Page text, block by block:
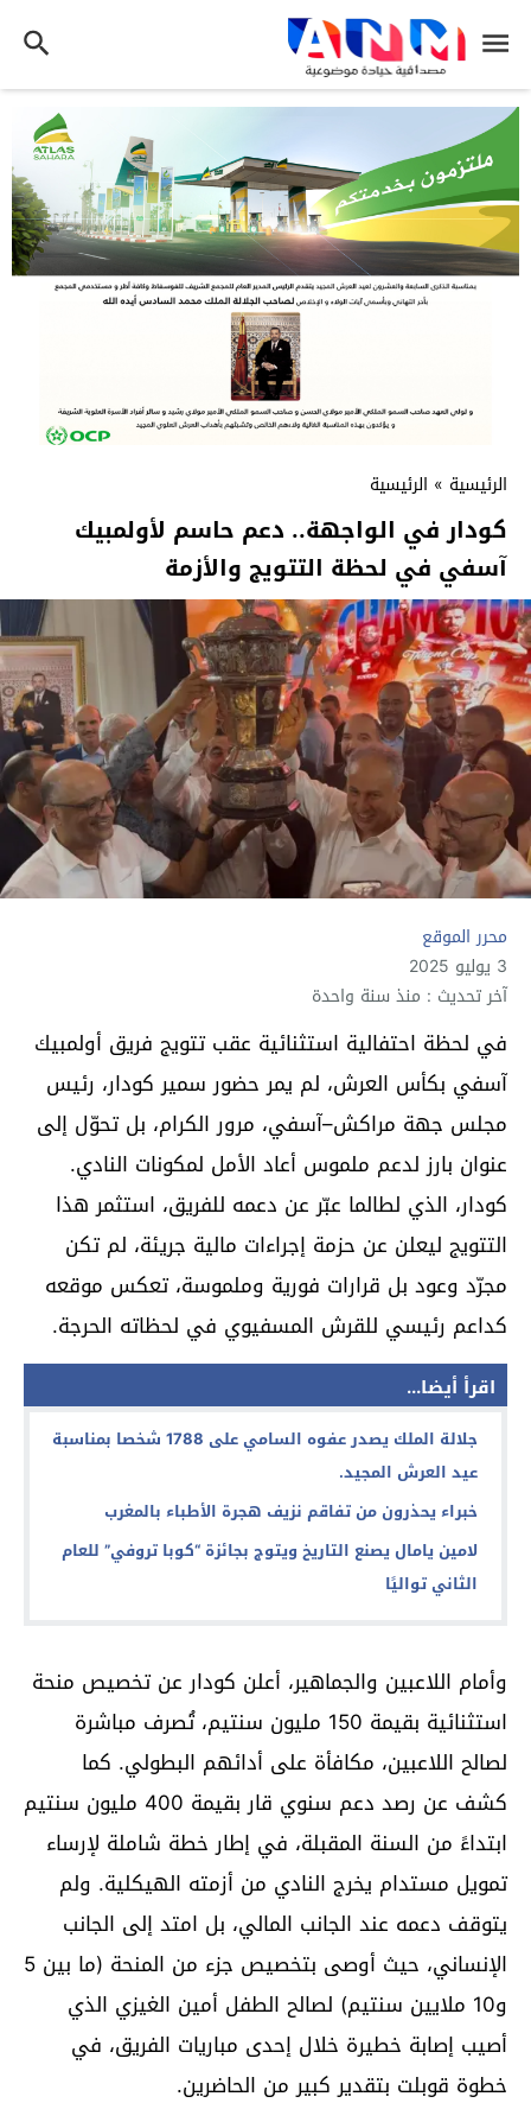
الرئيسية » الرئيسية
كودار في الواجهة.. دعم حاسم لأولمبيك
آسفي في لحظة التتويج والأزمة
محرر الموقع
3 يوليو 2025
آخر تحديث : منذ سنة واحدة
في لحظة احتفالية استثنائية عقب تتويج فريق أولمبيك
آسفي بكأس العرش، لم يمر حضور سمير كودار، رئيس
مجلس جهة مراكش–آسفي، مرور الكرام، بل تحوّل إلى
عنوان بارز لدعم ملموس أعاد الأمل لمكونات النادي.
كودار، الذي لطالما عبّر عن دعمه للفريق، استثمر هذا
التتويج ليعلن عن حزمة إجراءات مالية جريئة، لم تكن
مجرّد وعود بل قرارات فورية وملموسة، تعكس موقعه
كداعم رئيسي للقرش المسفيوي في لحظاته الحرجة.
اقرأ أيضا...
جلالة الملك يصدر عفوه السامي على 1788 شخصا بمناسبة
عيد العرش المجيد.
خبراء يحذرون من تفاقم نزيف هجرة الأطباء بالمغرب
لامين يامال يصنع التاريخ ويتوج بجائزة “كوبا تروفي” للعام
الثاني تواليًا
وأمام اللاعبين والجماهير، أعلن كودار عن تخصيص منحة
استثنائية بقيمة 150 مليون سنتيم، تُصرف مباشرة
لصالح اللاعبين، مكافأة على أدائهم البطولي. كما
كشف عن رصد دعم سنوي قار بقيمة 400 مليون سنتيم
ابتداءً من السنة المقبلة، في إطار خطة شاملة لإرساء
تمويل مستدام يخرج النادي من أزمته الهيكلية. ولم
يتوقف دعمه عند الجانب المالي، بل امتد إلى الجانب
الإنساني، حيث أوصى بتخصيص جزء من المنحة (ما بين 5
و10 ملايين سنتيم) لصالح الطفل أمين الغيزي الذي
أصيب إصابة خطيرة خلال إحدى مباريات الفريق، في
خطوة قوبلت بتقدير كبير من الحاضرين.